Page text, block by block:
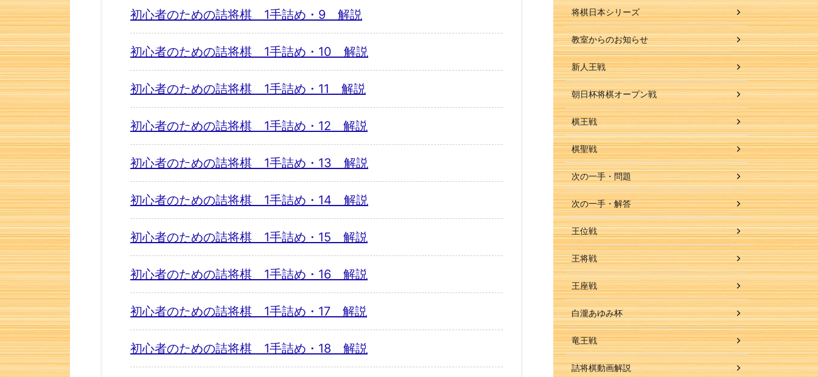
初心者のための詰将棋 1手詰め・9 解説
初心者のための詰将棋 1手詰め・10 解説
初心者のための詰将棋 1手詰め・11 解説
初心者のための詰将棋 1手詰め・12 解説
初心者のための詰将棋 1手詰め・13 解説
初心者のための詰将棋 1手詰め・14 解説
初心者のための詰将棋 1手詰め・15 解説
初心者のための詰将棋 1手詰め・16 解説
初心者のための詰将棋 1手詰め・17 解説
初心者のための詰将棋 1手詰め・18 解説
将棋日本シリーズ
教室からのお知らせ
新人王戦
朝日杯将棋オープン戦
棋王戦
棋聖戦
次の一手・問題
次の一手・解答
王位戦
王将戦
王座戦
白瀧あゆみ杯
竜王戦
詰将棋動画解説